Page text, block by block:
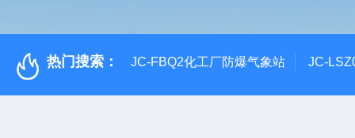
热门搜索： JC-FBQ2化工厂防爆气象站 JC-